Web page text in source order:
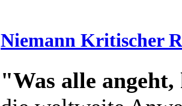
Niemann Kritischer
"Was alle